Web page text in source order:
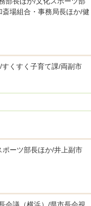
場組合・事務局長ほか/健
くすく子育て課/両副市
ーツ部長ほか/井上副市